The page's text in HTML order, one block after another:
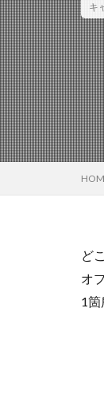
キ
ど
オ
1箇